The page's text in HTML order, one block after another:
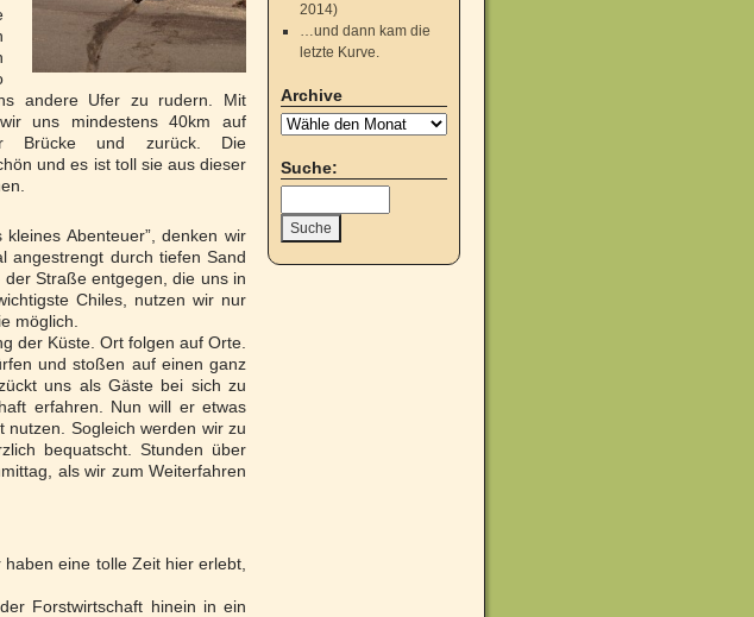
andere Ufer zu rudern. Mit
uns mindestens 40km auf
Brücke und zurück. Die
und es ist toll sie aus dieser
Abenteuer”, denken wir
angestrengt durch tiefen Sand
Straße entgegen, die uns in
Chiles, nutzen wir nur
möglich.
der Küste. Ort folgen auf Orte.
und stoßen auf einen ganz
uns als Gäste bei sich zu
erfahren. Nun will er etwas
Sogleich werden wir zu
bequatscht. Stunden über
als wir zum Weiterfahren
eine tolle Zeit hier erlebt,
Forstwirtschaft hinein in ein
2014)
…und dann kam die
letzte Kurve.
Archive
Suche: